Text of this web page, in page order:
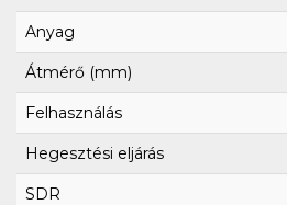
Anyag
Átmérő (mm)
Felhasználás
Hegesztési eljárás
SDR